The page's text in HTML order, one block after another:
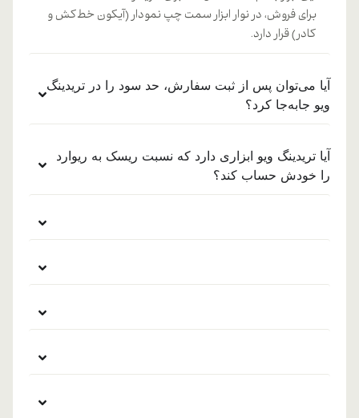
برای فروش، در نوار ابزار سمت چپ نمودار (آیکون خط‌کش و
کادر) قرار دارد.
آیا می‌توان پس از ثبت سفارش، حد سود را در تریدینگ
ویو جابه‌جا کرد؟
آیا تریدینگ ویو ابزاری دارد که نسبت ریسک به ریوارد
را خودش حساب کند؟